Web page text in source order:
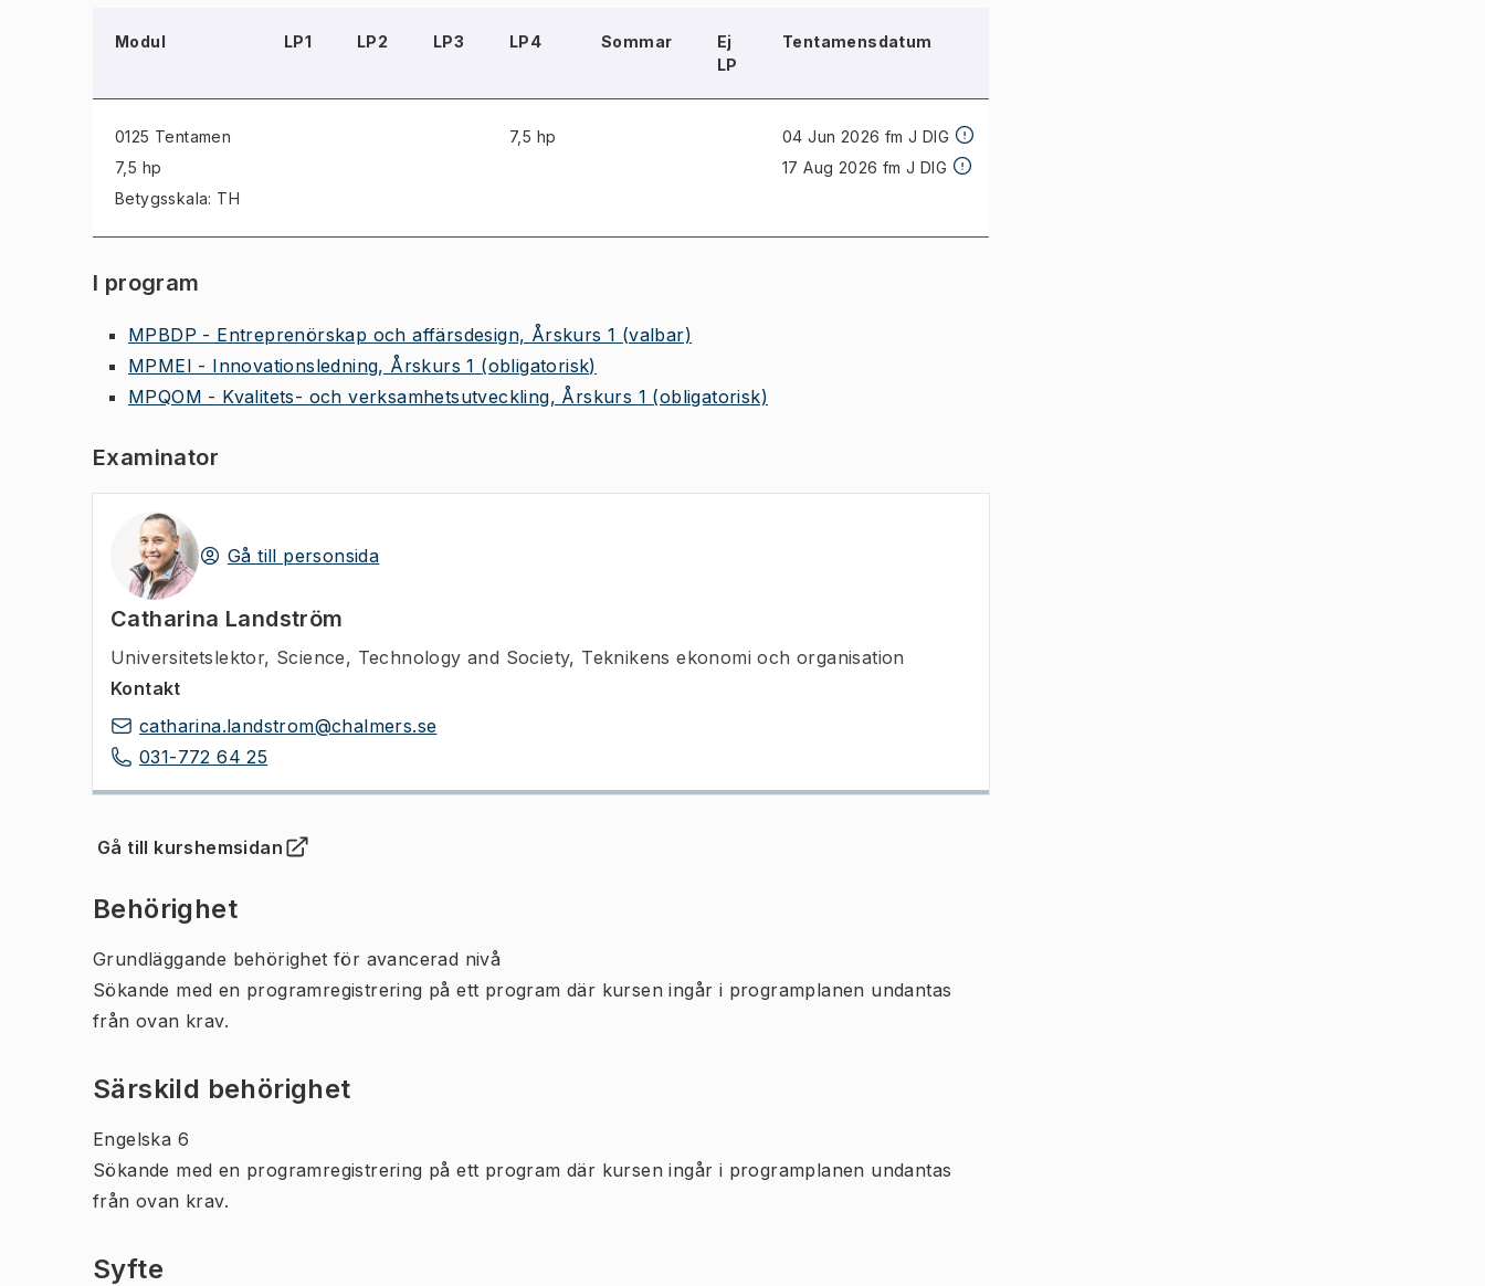
Modul LP1 LP2 LP3 LP4 Sommar
Ej
LP
Tentamensdatum
0125 Tentamen
7,5 hp
Betygsskala: TH
7,5 hp 04 Jun 2026 fm J DIG
17 Aug 2026 fm J DIG
I program
MPBDP - Entreprenörskap och affärsdesign, Årskurs 1 (valbar)
MPMEI - Innovationsledning, Årskurs 1 (obligatorisk)
MPQOM - Kvalitets- och verksamhetsutveckling, Årskurs 1 (obligatorisk)
Examinator
Gå till personsida
Catharina Landström
Universitetslektor, Science, Technology and Society, Teknikens ekonomi och organisation
Kontakt
catharina.landstrom@chalmers.se
031-772 64 25
Gå till kurshemsidan
(Öppnas i ny flik)
Behörighet
Grundläggande behörighet för avancerad nivå
Sökande med en programregistrering på ett program där kursen ingår i programplanen undantas
från ovan krav.
Särskild behörighet
Engelska 6
Sökande med en programregistrering på ett program där kursen ingår i programplanen undantas
från ovan krav.
Syfte